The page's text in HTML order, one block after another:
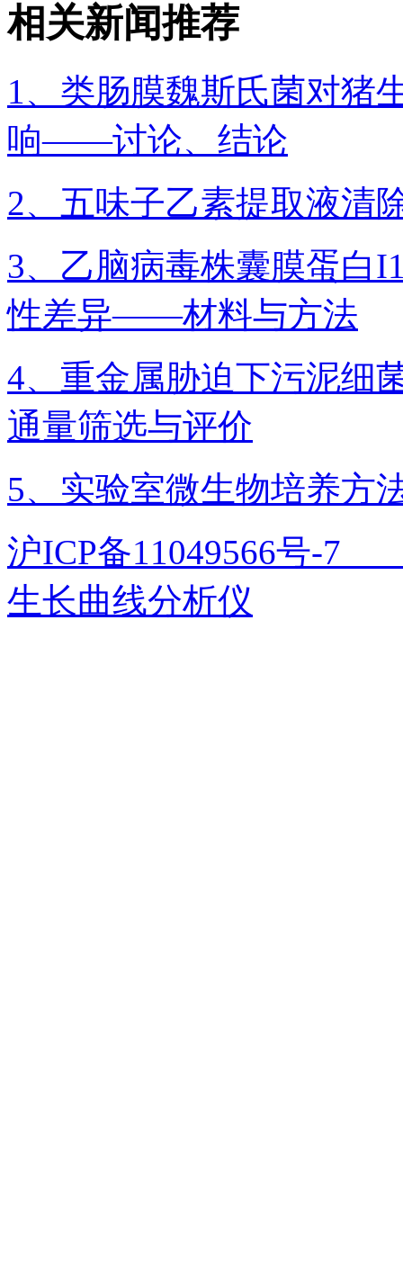
相关新闻推荐
1、类肠膜魏斯氏菌对猪
响——讨论、结论
2、五味子乙素提取液清
3、乙脑病毒株囊膜蛋白
性差异——材料与方法
4、重金属胁迫下污泥细
通量筛选与评价
5、实验室微生物培养方
沪ICP备11049566号
生长曲线分析仪